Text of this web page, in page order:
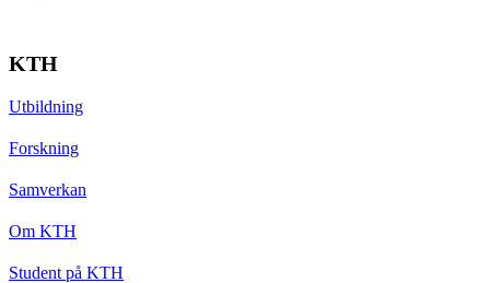
KTH
Utbildning
Forskning
Samverkan
Om KTH
Student på KTH